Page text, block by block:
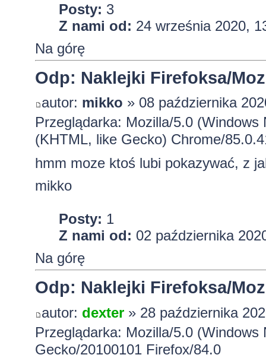
Posty: 3
Z nami od: 24 września 2020,
Na górę
Odp: Naklejki Firefoksa/
autor: mikko » 08 października
Przeglądarka: Mozilla/5.0
(KHTML, like Gecko) Chrome/
hmm moze ktoś lubi pokazywać, z
mikko
Posty: 1
Z nami od: 02 października
Na górę
Odp: Naklejki Firefoksa/
autor: dexter» 28 października
Przeglądarka: Mozilla/5.0
Gecko/20100101 Firefox/84.0